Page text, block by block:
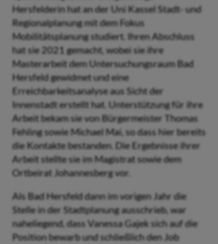
Hersfelderin hat an der Uni Kassel Stadt- und
Regionalplanung mit dem Fokus
Mobilitätsplanung studiert. Ihren Abschluss
hat sie 2021 gemacht, wobei sie ihre
Masterarbeit dem Untersuchungsraum Bad
Hersfeld gewidmet und eine
Erreichbarkeitsanalyse aus Sicht der
Innenstadt erstellt hat. Unterstützung für ihre
Arbeit bekam sie von Bürgermeister Thomas
Fehling sowie Michael Mai, so dass hier bereits
die Kontakte bestanden. Die Ergebnisse ihrer
Arbeit stellte sie im Magistrat sowie dem
Ortbeirat Johannesberg vor.
Als Bad Hersfeld dann im vorigen Jahr die
Stelle in der Stadtplanung ausschrieb, war
naheliegend, dass Vanessa Gajek sich auf die
Position bewarb und schließlich den Job